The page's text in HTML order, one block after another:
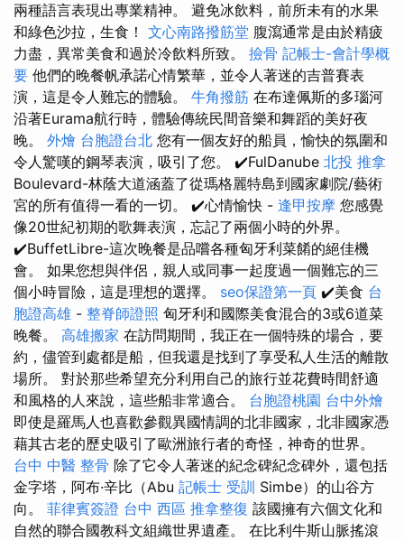
兩種語言表現出專業精神。 避免冰飲料，前所未有的水果
和綠色沙拉，生食！ 文心南路撥筋堂 腹瀉通常是由於精疲
力盡，異常美食和過於冷飲料所致。 撿骨 記帳士-會計學概
要 他們的晚餐帆承諾心情繁華，並令人著迷的吉普賽表
演，這是令人難忘的體驗。 牛角撥筋 在布達佩斯的多瑙河
沿著Eurama航行時，體驗傳統民間音樂和舞蹈的美好夜
晚。 外燴 台胞證台北 您有一個友好的船員，愉快的氛圍和
令人驚嘆的鋼琴表演，吸引了您。 ✔️FulDanube 北投 推拿
Boulevard-林蔭大道涵蓋了從瑪格麗特島到國家劇院/藝術
宮的所有值得一看的一切。 ✔️心情愉快 - 逢甲按摩 您感覺
像20世紀初期的歌舞表演，忘記了兩個小時的外界。
✔️BuffetLibre-這次晚餐是品嚐各種匈牙利菜餚的絕佳機
會。 如果您想與伴侶，親人或同事一起度過一個難忘的三
個小時冒險，這是理想的選擇。 seo保證第一頁 ✔️美食 台
胞證高雄 - 整脊師證照 匈牙利和國際美食混合的3或6道菜
晚餐。 高雄搬家 在訪問期間，我正在一個特殊的場合，要
約，儘管到處都是船，但我還是找到了享受私人生活的離散
場所。 對於那些希望充分利用自己的旅行並花費時間舒適
和風格的人來說，這些船非常適合。 台胞證桃園 台中外燴
即使是羅馬人也喜歡參觀異國情調的北非國家，北非國家憑
藉其古老的歷史吸引了歐洲旅行者的奇怪，神奇的世界。
台中 中醫 整骨 除了它令人著迷的紀念碑紀念碑外，還包括
金字塔，阿布·辛比（Abu 記帳士 受訓 Simbe）的山谷方
向。 菲律賓簽證 台中 西區 推拿整復 該國擁有六個文化和
自然的聯合國教科文組織世界遺產。 在比利牛斯山脈搖滾